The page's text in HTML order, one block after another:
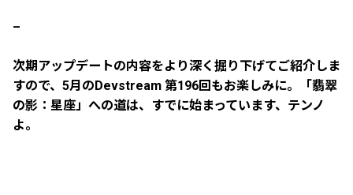
–
次期アップデートの内容をより深く掘り下げてご紹介しま
すので、5月のDevstream 第196回もお楽しみに。「翡翠
の影：星座」への道は、すでに始まっています、テンノ
よ。